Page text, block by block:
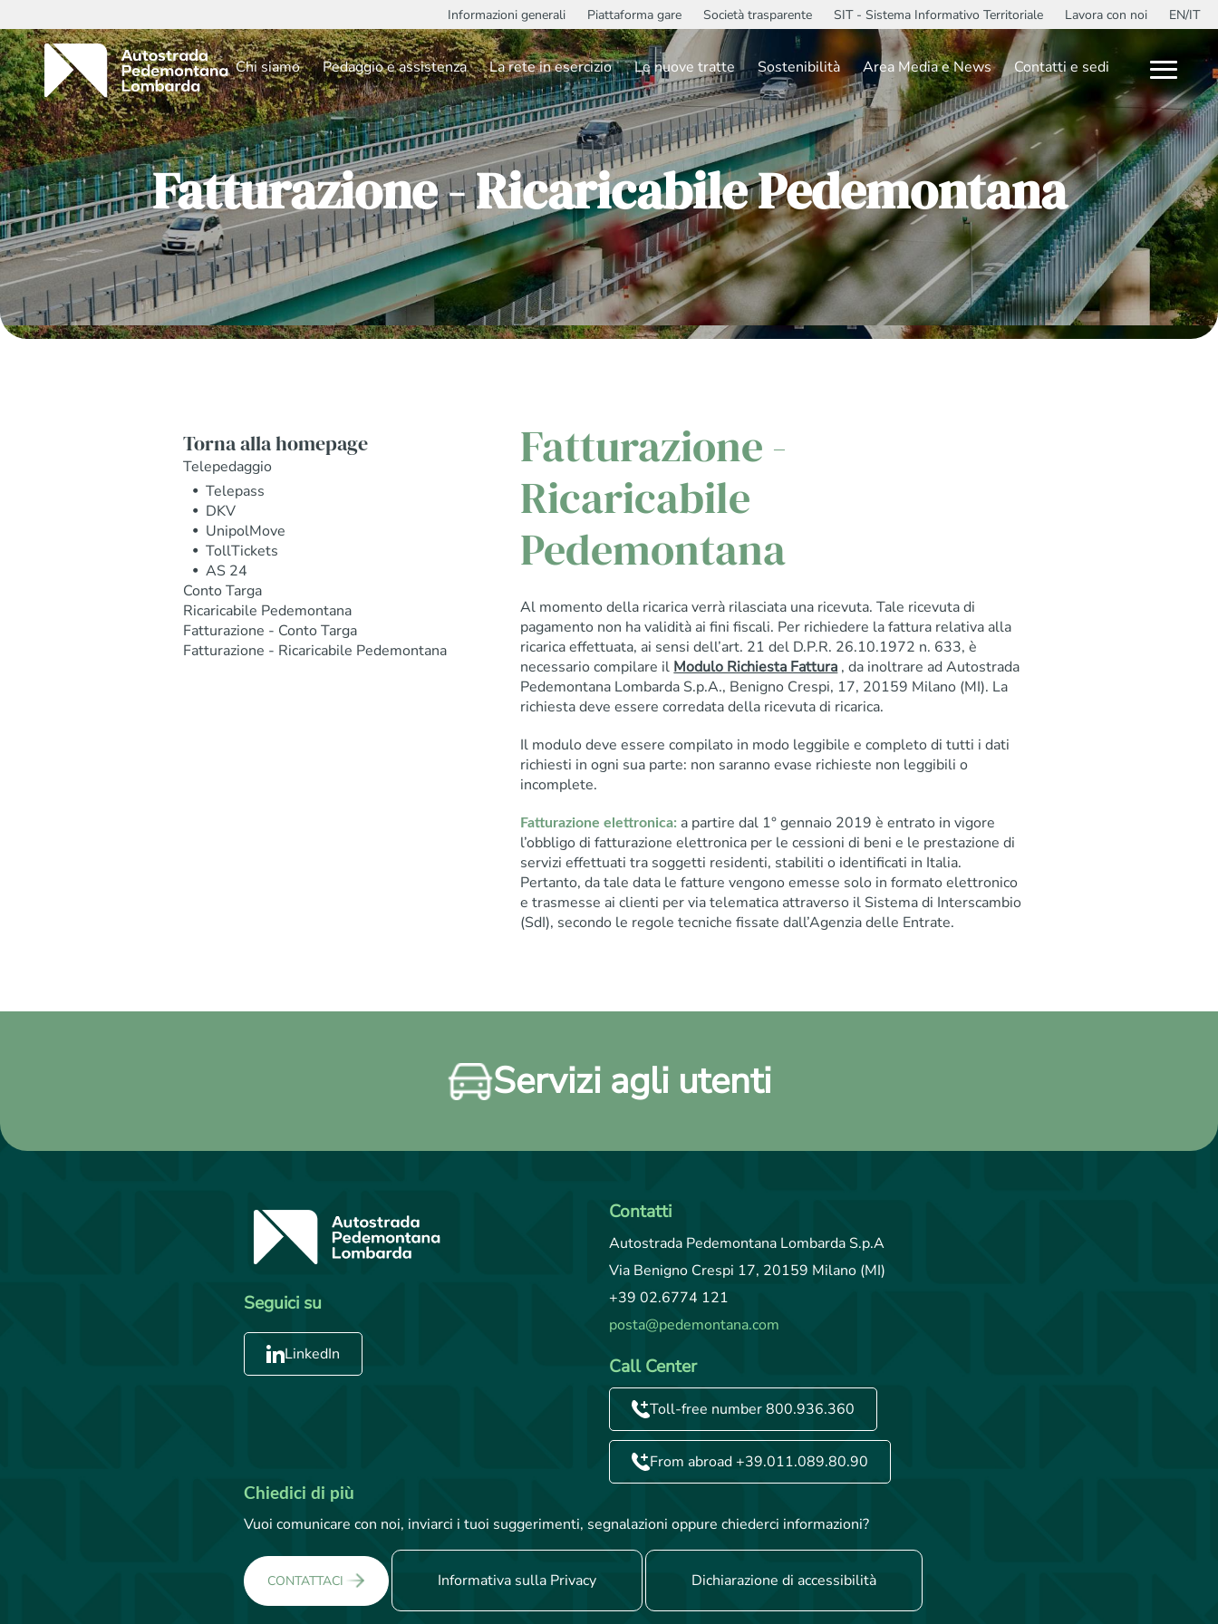
Informazioni generali Piattaforma gare Società trasparente SIT - Sistema Informativo Territoriale Lavora con noi EN/IT
Chi siamo Pedaggio e assistenza La rete in esercizio Le nuove tratte Sostenibilità Area Media e News Contatti e sedi
Fatturazione - Ricaricabile Pedemontana
Torna alla homepage
Telepedaggio
Telepass
DKV
UnipolMove
TollTickets
AS 24
Conto Targa
Ricaricabile Pedemontana
Fatturazione - Conto Targa
Fatturazione - Ricaricabile Pedemontana
Fatturazione -
Ricaricabile
Pedemontana
Al momento della ricarica verrà rilasciata una ricevuta. Tale ricevuta di
pagamento non ha validità ai fini fiscali. Per richiedere la fattura relativa alla
ricarica effettuata, ai sensi dell’art. 21 del D.P.R. 26.10.1972 n. 633, è
necessario compilare il Modulo Richiesta Fattura , da inoltrare ad Autostrada
Pedemontana Lombarda S.p.A., Benigno Crespi, 17, 20159 Milano (MI). La
richiesta deve essere corredata della ricevuta di ricarica.
Il modulo deve essere compilato in modo leggibile e completo di tutti i dati
richiesti in ogni sua parte: non saranno evase richieste non leggibili o
incomplete.
Fatturazione elettronica: a partire dal 1° gennaio 2019 è entrato in vigore
l’obbligo di fatturazione elettronica per le cessioni di beni e le prestazione di
servizi effettuati tra soggetti residenti, stabiliti o identificati in Italia.
Pertanto, da tale data le fatture vengono emesse solo in formato elettronico
e trasmesse ai clienti per via telematica attraverso il Sistema di Interscambio
(SdI), secondo le regole tecniche fissate dall’Agenzia delle Entrate.
Servizi agli utenti
Seguici su
LinkedIn
Contatti
Autostrada Pedemontana Lombarda S.p.A
Via Benigno Crespi 17, 20159 Milano (MI)
+39 02.6774 121
posta@pedemontana.com
Call Center
Toll-free number 800.936.360
From abroad +39.011.089.80.90
Chiedici di più
Vuoi comunicare con noi, inviarci i tuoi suggerimenti, segnalazioni oppure chiederci informazioni?
CONTATTACI Informativa sulla Privacy Dichiarazione di accessibilità